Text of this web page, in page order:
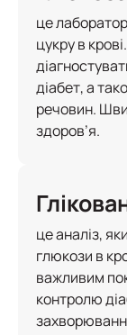
це
цукру в
діабет, а
речовин.
здоров’я.
це аналіз,
глюкози в
важливим
контролю